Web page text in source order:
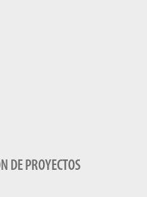
DE PROYECTOS